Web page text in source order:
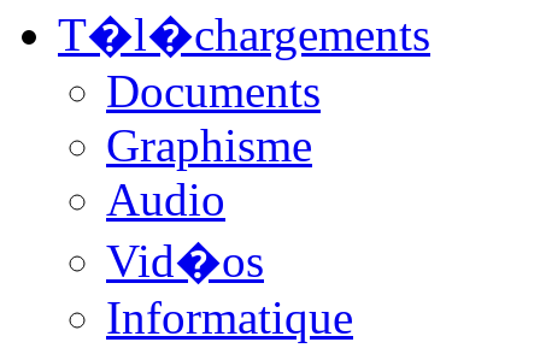
T�l�chargements
Documents
Graphisme
Audio
Vid�os
Informatique